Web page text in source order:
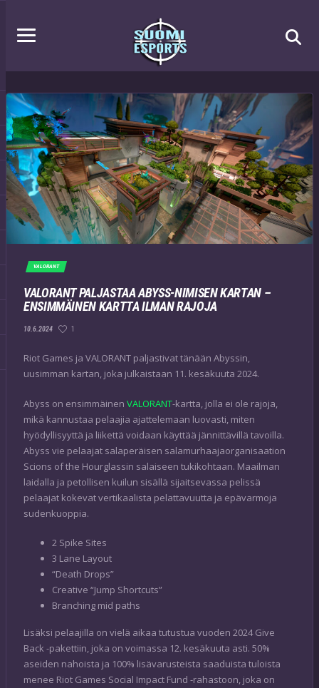
VALORANT
VALORANT PALJASTAA ABYSS-NIMISEN KARTAN –
ENSIMMÄINEN KARTTA ILMAN RAJOJA
10.6.2024 1
Riot Games ja VALORANT paljastivat tänään Abyssin,
uusimman kartan, joka julkaistaan 11. kesäkuuta 2024.
Abyss on ensimmäinen VALORANT-kartta, jolla ei ole rajoja,
mikä kannustaa pelaajia ajattelemaan luovasti, miten
hyödyllisyyttä ja liikettä voidaan käyttää jännittävillä tavoilla.
Abyss vie pelaajat salaperäisen salamurhaajaorganisaation
Scions of the Hourglassin salaiseen tukikohtaan. Maailman
laidalla ja petollisen kuilun sisällä sijaitsevassa pelissä
pelaajat kokevat vertikaalista pelattavuutta ja epävarmoja
sudenkuoppia.
2 Spike Sites
3 Lane Layout
“Death Drops”
Creative “Jump Shortcuts”
Branching mid paths
Lisäksi pelaajilla on vielä aikaa tutustua vuoden 2024 Give
Back -pakettiin, joka on voimassa 12. kesäkuuta asti. 50%
aseiden nahoista ja 100% lisävarusteista saaduista tuloista
menee Riot Games Social Impact Fund -rahastoon, joka on